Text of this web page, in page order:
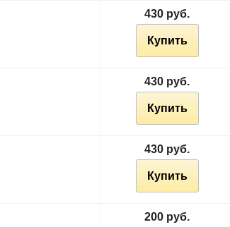
430 руб.
Купить
430 руб.
Купить
430 руб.
Купить
200 руб.